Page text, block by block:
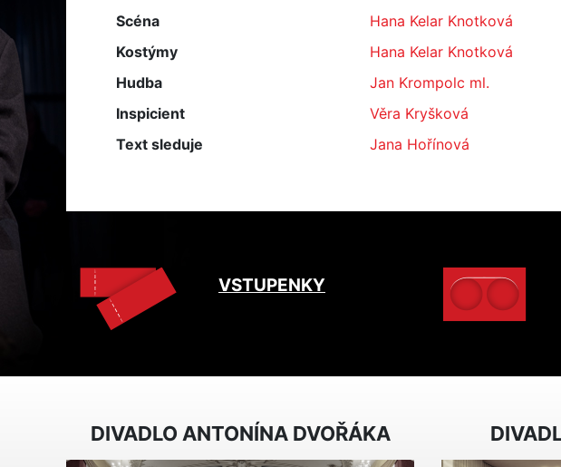
Scéna
Hana Kelar Knotková
Kostýmy
Hana Kelar Knotková
Hudba
Jan Krompolc ml.
Inspicient
Věra Kryšková
Text sleduje
Jana Hořínová
VSTUPENKY
DIVADLO ANTONÍNA DVOŘÁKA